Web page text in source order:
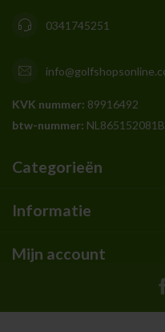
0341745251
KVK nummer: 89916492
btw-nummer:
Categorieën
Informatie
Mijn account